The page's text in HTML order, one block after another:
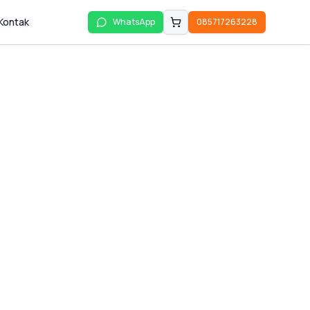
WhatsApp 085717263228